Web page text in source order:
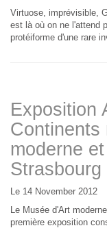
Virtuose, imprévisible,
est là où on ne l'attend
protéiforme d'une rare
Exposition
Continents
moderne
Strasbourg
Le 14 November 2012
Le Musée d'Art
première exposition